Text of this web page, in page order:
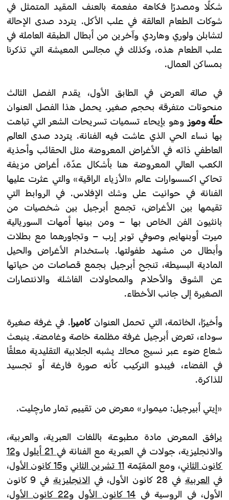
شكلًا ومصدرًا فكاهة مفعمة بالعنف المقيد المتمثل في
شوكات الطعام العالقة في علب الأكل. يتردد صدى الإحالة
لتشابلن ولوري وهاردي وآخرين من أبطال الطبقة العاملة في
علب الطعام هذه، وكذلك في مجالس المعيشة التي تذكرنا
بمساكن العمال.
في صالة العرض في الطابق الأول، يقدم الفصل الثالث
منحوتات متفرقة بحجم صغير. يحمل هذا الفصل العنوان
حلّة وموز وهو بإيحاء تسميات تسريحات الشعر التي تباهت
بها نساء الحي الذي عاشت فيه الفنانة. يتردد صدى العالم
العاطفي ذاته في الأغراض المعروضة مثل الحقائب وأحذية
الكعب العالي المعروضة هنا بأشكال عدّة، أغراض مزيفة
تحاكي اكسسوارات عالم «الأزياء الراقية» والتي عثرت عليها
الفنانة في حوانيت على وشك الإفلاس. في الروابط التي
تقيمها بين الأغراض، تجمع أبرجيل بين شخصيات من
بانثيون الفن الخاص بها – ومن بينها أمهات السوريالية
ميرت أوبنهايم وصوفي توبر إرب – وتجاورهما مع بطلات
وأبطال من مشهد طفولتها. باستخدام الأغراض والحيل
المادية البسيطة، تنجح أبرجيل بجمع قصاصات من حياتها
عن الشوق والأحلام والمحاولات الفاشلة والانتصارات
الصغيرة إلى جانب الأخطاء.
وأخيرًا، الخاتمة، التي تحمل العنوانكاميرا. في غرفة صغيرة
سوداء، تعرض أبرجيل غرفة مظلمة خاصة وغامضة. ينبعث
شعاع ضوء عبر نسيج محاك يشبه الجلابية التقليدية معلقًا
في الفضاء، فيبدو التركيب كأنه صورة فارغة أو تجسيد
للذاكرة.
«إيتي أبيرجيل: ميموار» معرض من تقييم تمار مارچليت.
يرافق المعرض مادة مطبوعة باللغات العبرية، والعربية،
والانجليزية، جولات في العبرية مع الفنانة في
و12
كانون الثاني، ومع المقيّمة 11 تشرين الثاني و15 كانون الأول
،
في العربية في 28 كانون الأول، في الانجليزية
في 9 كانون
الأول، في الروسية في 14 كانون الأول و22 كانون الأول
،